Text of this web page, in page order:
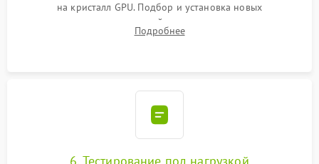
на кристалл GPU. Подбор и установка новых
термопрокладок правильной толщины на память и цепи
питания. Монтаж радиатора и бэкплейта, подключение и
Подробнее